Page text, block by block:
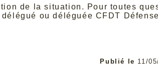
de la situation. Pour toutes
ou déléguée CFDT
Publié le 11/